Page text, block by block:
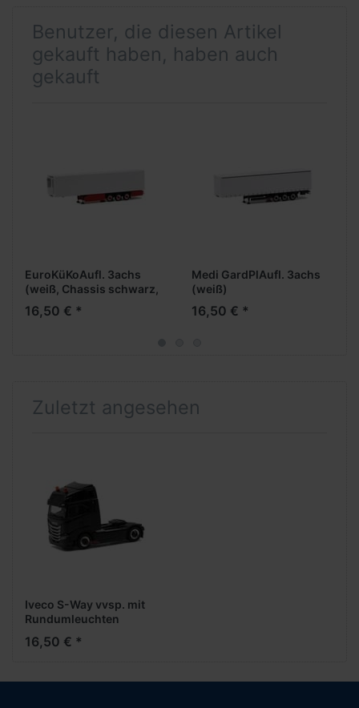
Benutzer, die diesen Artikel
gekauft haben, haben auch
gekauft
EuroKüKoAufl. 3achs
(weiß, Chassis schwarz,
Palettenkasten +
Unterfahrschutz rot)
16,50 € *
Medi GardPlAufl. 3achs
(weiß)
16,50 € *
Zuletzt angesehen
Iveco S-Way vvsp. mit
Rundumleuchten
16,50 € *